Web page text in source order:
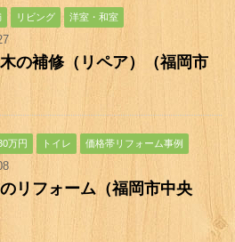
リビング 洋室・和室
の補修（リペア）（福岡市
万円 トイレ 価格帯リフォーム事例
のリフォーム（福岡市中央